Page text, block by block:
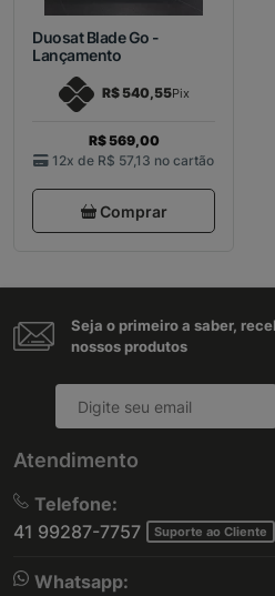
Duosat Blade Go -
Lançamento
R$ 540,55Pix
R$ 569,00
12x de R$ 57,13 no cartão
Comprar
Seja o primeiro a saber,
nossos produtos
Atendimento
Telefone:
41 99287-7757
Suporte ao Cliente
Whatsapp: